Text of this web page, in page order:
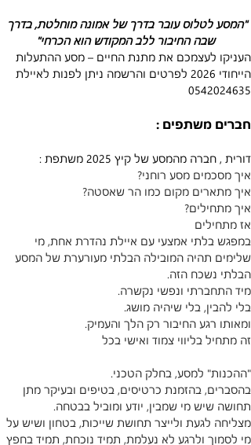
"המסע לטלוס עובר בדרך של אמונה מוחלטת, בדרך
שבה החיבור ללב המקודש הוא הכרחי"
העניקו לעצמכם את מתנת החיים – מסע ההתעלות
הייחודי 2026 לפרטים והרשמה ניתן לפנות לאיילת
0542024635
חברים משתפים :
דורית , חברה מהמסע של קיץ 2025 משתפת :
איך מסכמים מסע רוחני?
איך מתארים מקום כמו הר שאסטה?
איך מתחילים?
אז מתחילים
במפגש בלתי אמצעי עם איילת נהדרת אחת, מי
שלימים תהיה המובילה הבלתי מעורערת של המסע
הבלתי נשכח הזה.
מיד התחברתי ונפשי נקשרה.
בלי להבין, בלי שיהיה מושג.
ומאותו רגע החיבור רק הלך והעמיק.
זה מתחיל בליווי צמוד ואישי בכל
"ההכנות" למסע, בחלק הטכני.
בהסברים, בהזמנת כרטיסים, בטיפים ובעיקר מתן
תחושה שיש מי שמבין, יודע ומוביל בבטחה.
מצליחה לגעת ולייצר תחושת שייכות, בטחון ושיש על
מי לסמוך ולרגע לא נעלמת, תמיד נוכחת, תמיד בחפץ